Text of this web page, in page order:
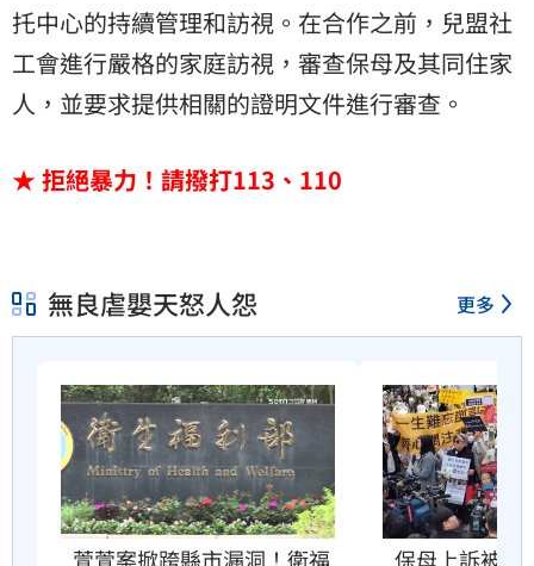
托中心的持續管理和訪視。在合作之前，兒盟社
工會進行嚴格的家庭訪視，審查保母及其同住家
人，並要求提供相關的證明文件進行審查。
★ 拒絕暴力！請撥打113、110
無良虐嬰天怒人怨 更多
萱萱案掀跨縣市漏洞！衛福 保母上訴被駁